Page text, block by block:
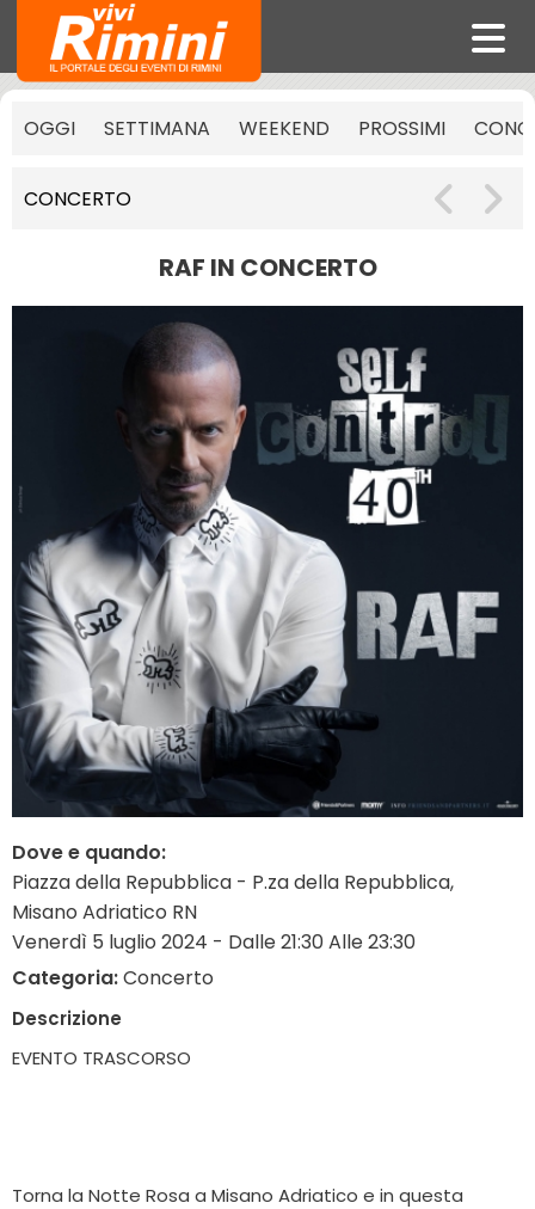
OGGI SETTIMANA WEEKEND PROSSIMI
CONCERTO
RAF IN CONCERTO
Dove e quando:
Piazza della Repubblica - P.za della Repubblica,
Misano Adriatico RN
Venerdì 5 luglio 2024 - Dalle 21:30 Alle 23:30
Categoria:Concerto
Descrizione
EVENTO TRASCORSO
Torna la Notte Rosa a Misano Adriatico e in questa